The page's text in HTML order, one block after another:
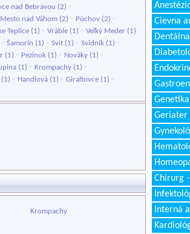
nad Bebravou (2) -
nad Váhom (2) - Púchov (2) -
Teplice (1) - Vráble (1) - Veľký Meder (1)
- Šamorín (1) - Svit (1) - Svidník (1) -
(1) - Pezinok (1) - Nováky (1) -
(1) - Krompachy (1) -
(1) - Handlová (1) - Giraltovce (1) -
Krompachy
Cievna
Geriater
Chirurg
Interná